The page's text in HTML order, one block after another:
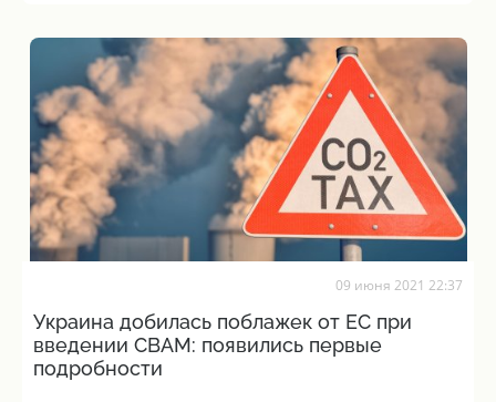
09 июня 2021 22:37
Украина добилась поблажек от ЕС при
введении CBAM: появились первые
подробности